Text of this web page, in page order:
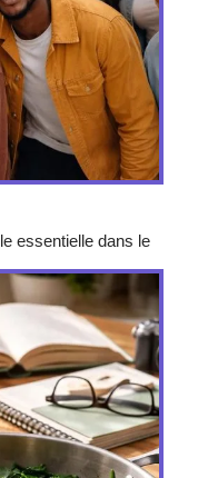
essentielle dans le